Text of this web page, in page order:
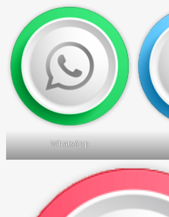
WhatsApp